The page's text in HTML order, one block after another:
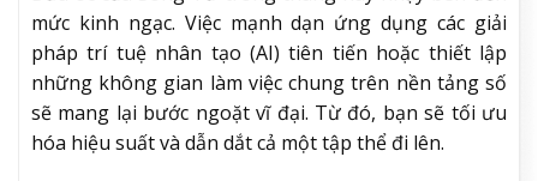
mức kinh ngạc. Việc mạnh dạn ứng dụng các giải
pháp trí tuệ nhân tạo (AI) tiên tiến hoặc thiết lập
những không gian làm việc chung trên nền tảng số
sẽ mang lại bước ngoặt vĩ đại. Từ đó, bạn sẽ tối ưu
hóa hiệu suất và dẫn dắt cả một tập thể đi lên.